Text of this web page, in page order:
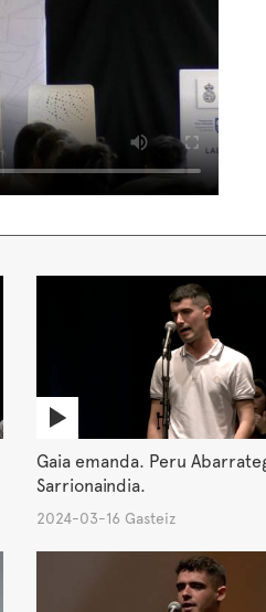
Gaia emanda. Peru
Sarrionaindia.
2024-03-16 Gasteiz